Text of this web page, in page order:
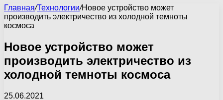
Главная/Технологии/Новое устройство может
производить электричество из холодной темноты
космоса
Новое устройство может
производить электричество из
холодной темноты космоса
25.06.2021